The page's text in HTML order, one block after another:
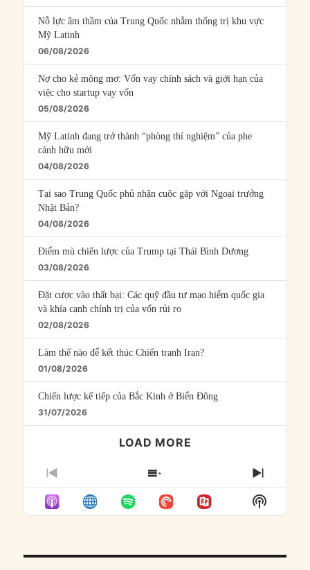
Nỗ lực âm thầm của Trung Quốc nhằm thống trị khu vực
Mỹ Latinh
06/08/2026
Nợ cho kẻ mộng mơ: Vốn vay chính sách và giới hạn của
việc cho startup vay vốn
05/08/2026
Mỹ Latinh đang trở thành “phòng thí nghiệm” của phe
cánh hữu mới
04/08/2026
Tại sao Trung Quốc phủ nhận cuộc gặp với Ngoại trưởng
Nhật Bản?
04/08/2026
Điểm mù chiến lược của Trump tại Thái Bình Dương
03/08/2026
Đặt cược vào thất bại: Các quỹ đầu tư mạo hiểm quốc gia
và khía cạnh chính trị của vốn rủi ro
02/08/2026
Làm thế nào để kết thúc Chiến tranh Iran?
01/08/2026
Chiến lược kế tiếp của Bắc Kinh ở Biển Đông
31/07/2026
LOAD MORE
PREVIOUS
EPISODE
SHOW
EPISODES
LIST
NEXT
Show
Podcast